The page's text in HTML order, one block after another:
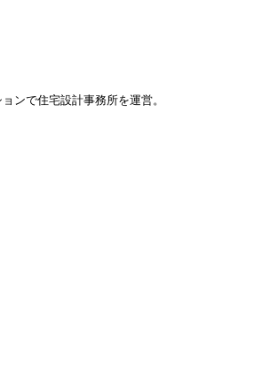
ンで住宅設計事務所を運営。